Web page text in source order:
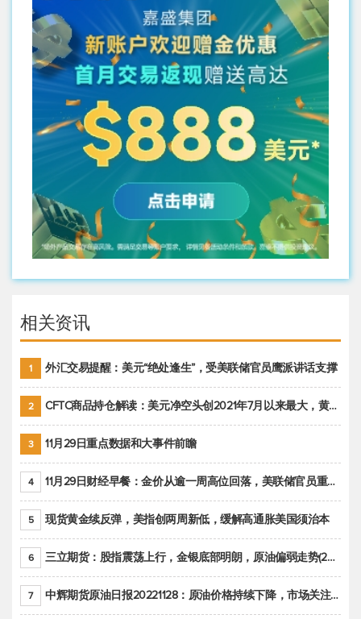
相关资讯
1 外汇交易提醒：美元“绝处逢生”，受美联储官员鹰派讲话支撑
2 CFTC商品持仓解读：美元净空头创2021年7月以来最大，黄金期货投机性净多头头寸减少
3 11月29日重点数据和大事件前瞻
4 11月29日财经早餐：金价从逾一周高位回落，美联储官员重申鹰派立场推动美元回升
5 现货黄金续反弹，美指创两周新低，缓解高通胀美国须治本
6 三立期货：股指震荡上行，金银底部明朗，原油偏弱走势(20221128收评)
7 中辉期货原油日报20221128：原油价格持续下降，市场关注OPEC+新一轮产能政策